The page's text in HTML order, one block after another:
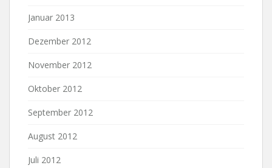
Januar 2013
Dezember 2012
November 2012
Oktober 2012
September 2012
August 2012
Juli 2012